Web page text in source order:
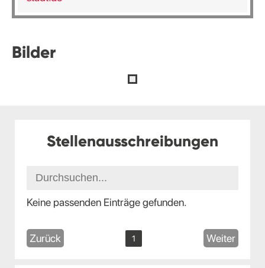
Bilder
Stellenausschreibungen
Keine passenden Einträge gefunden.
Zurück 1 Weiter